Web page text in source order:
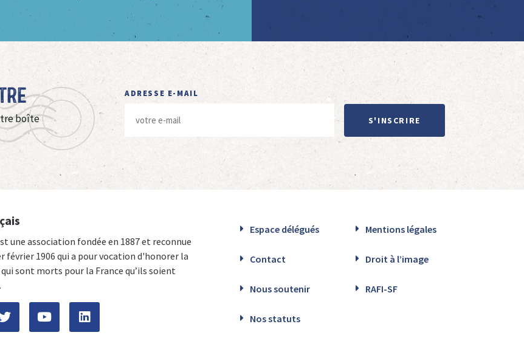
boîte
ADRESSE E-MAIL
S'INSCRIRE
une association fondée en 1887 et reconnue
février 1906 qui a pour vocation d'honorer la
sont morts pour la France qu’ils soient
Espace délégués Mentions légales
Contact Droit à l’image
Nous soutenir RAFI-SF
Nos statuts